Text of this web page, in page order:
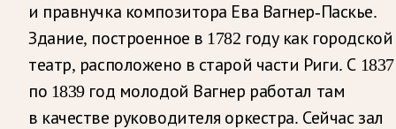
и правнучка композитора Ева Вагнер-Паскье.
Здание, построенное в 1782 году как городской
театр, расположено в старой части Риги. С 1837
по 1839 год молодой Вагнер работал там
в качестве руководителя оркестра. Сейчас зал